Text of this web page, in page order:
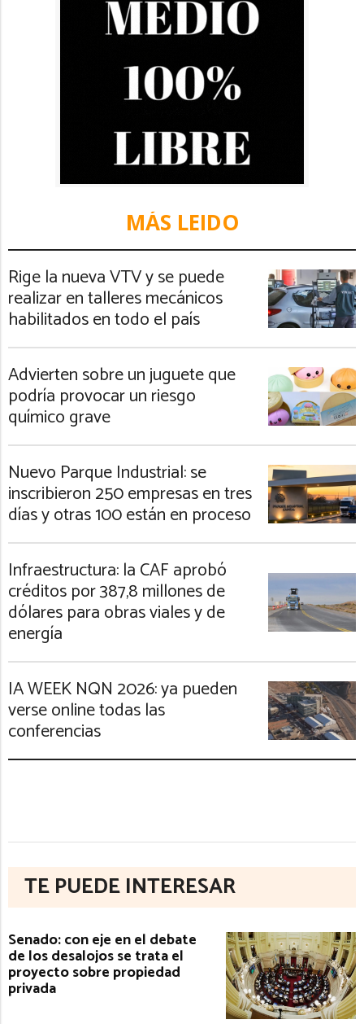
MÁS LEIDO
Rige la nueva VTV y se puede
realizar en talleres mecánicos
habilitados en todo el país
Advierten sobre un juguete que
podría provocar un riesgo
químico grave
Nuevo Parque Industrial: se
inscribieron 250 empresas en tres
días y otras 100 están en proceso
Infraestructura: la CAF aprobó
créditos por 387,8 millones de
dólares para obras viales y de
energía
IA WEEK NQN 2026: ya pueden
verse online todas las
conferencias
TE PUEDE INTERESAR
Senado: con eje en el debate
de los desalojos se trata el
proyecto sobre propiedad
privada